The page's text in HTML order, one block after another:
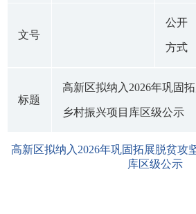
文号
公开
方式
标题
高新区拟纳入2026年巩固
乡村振兴项目库区级公示
高新区拟纳入2026年巩固拓展脱贫攻
库区级公示